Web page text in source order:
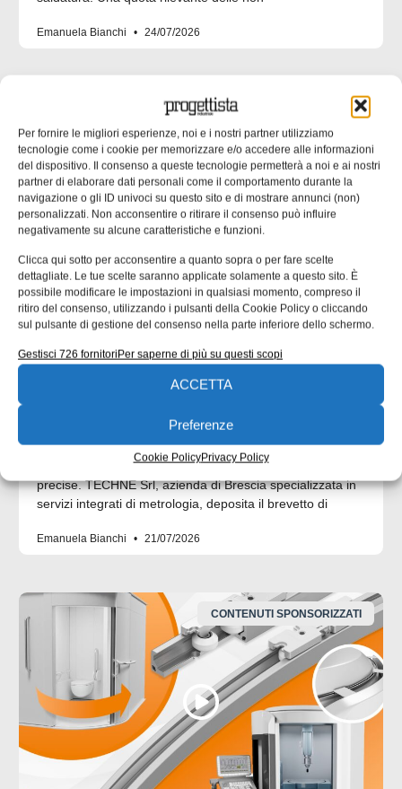
Per fornire le migliori esperienze, noi e i nostri partner utilizziamo
tecnologie come i cookie per memorizzare e/o accedere alle informazioni
del dispositivo. Il consenso a queste tecnologie permetterà a noi e ai nostri
partner di elaborare dati personali come il comportamento durante la
navigazione o gli ID univoci su questo sito e di mostrare annunci (non)
personalizzati. Non acconsentire o ritirare il consenso può influire
negativamente su alcune caratteristiche e funzioni.
Clicca qui sotto per acconsentire a quanto sopra o per fare scelte
dettagliate. Le tue scelte saranno applicate solamente a questo sito. È
possibile modificare le impostazioni in qualsiasi momento, compreso il
ritiro del consenso, utilizzando i pulsanti della Cookie Policy o cliccando
sul pulsante di gestione del consenso nella parte inferiore dello schermo.
Gestisci 726 fornitoriPer saperne di più su questi scopi
ACCETTA
Preferenze
Cookie PolicyPrivacy Policy
Emanuela Bianchi 24/07/2026
CONTENUTI SPONSORIZZATI
contenuto sponsorizzato
Techne Srl | Maschere di fissaggio:
il brevetto che rivoluziona il mondo
TECHNE Srl, azienda specializzata in tarature, misure 3D
e testing, presenta una soluzione innovativa che rende le
maschere di fissaggio più leggere, maneggevoli e
precise. TECHNE Srl, azienda di Brescia specializzata in
servizi integrati di metrologia, deposita il brevetto di
Emanuela Bianchi 21/07/2026
CONTENUTI SPONSORIZZATI